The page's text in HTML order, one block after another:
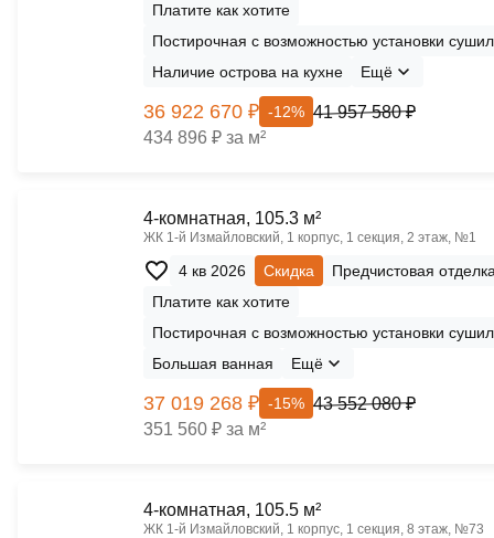
Платите как хотите
Постирочная с возможностью установки
Наличие острова на кухне
Ещё
36 922 670 ₽ -12% 41 957 580 ₽
434 896 ₽ за м²
4-комнатная, 105.3 м²
ЖК 1‑й Измайловский, 1 корпус, 1 секция, 2 этаж, №1
4 кв 2026 Скидка
Предчистовая
Платите как хотите
Постирочная с возможностью установки
Большая ванная
Ещё
37 019 268 ₽ -15% 43 552 080 ₽
351 560 ₽ за м²
4-комнатная, 105.5 м²
ЖК 1‑й Измайловский, 1 корпус, 1 секция, 8 этаж, №73